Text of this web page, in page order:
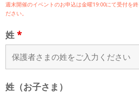
週末開催のイベントのお申込は金曜19:00にて受付を
ださい。
姓 *
姓（お子さま）